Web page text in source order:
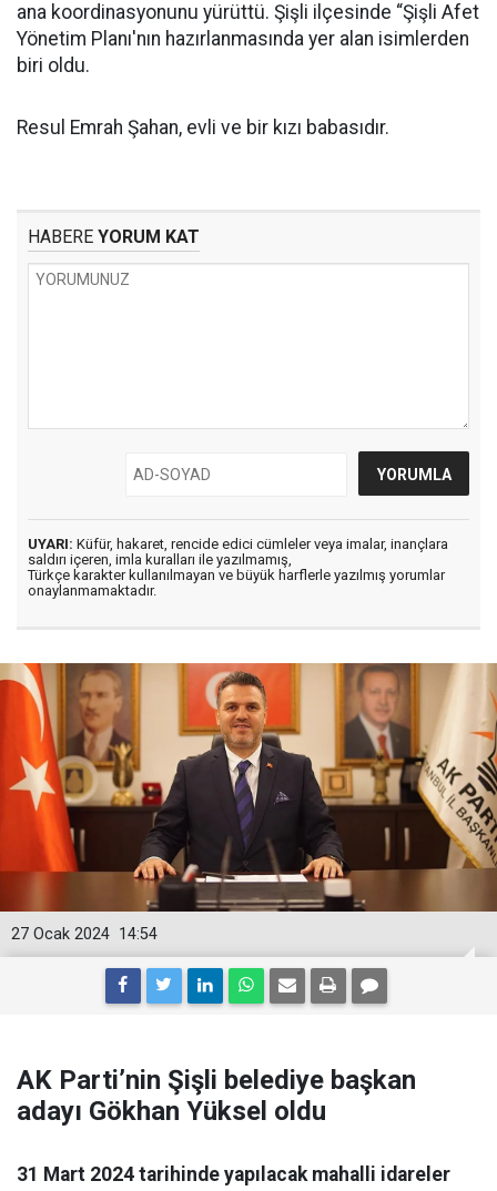
ana koordinasyonunu yürüttü. Şişli ilçesinde “Şişli Afet
Yönetim Planı'nın hazırlanmasında yer alan isimlerden
biri oldu.
Resul Emrah Şahan, evli ve bir kızı babasıdır.
HABERE YORUM KAT
UYARI: Küfür, hakaret, rencide edici cümleler veya imalar, inançlara
saldırı içeren, imla kuralları ile yazılmamış,
Türkçe karakter kullanılmayan ve büyük harflerle yazılmış yorumlar
onaylanmamaktadır.
14:54
27 Ocak 2024
AK Parti’nin Şişli belediye başkan
adayı Gökhan Yüksel oldu
31 Mart 2024 tarihinde yapılacak mahalli idareler